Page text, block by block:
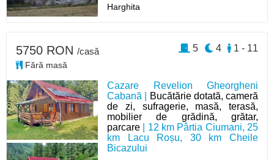
Harghita
Cazare Revelion Gheorgheni
Cabană |
Bucătărie dotată, cameră
de zi, sufragerie, masă, terasă,
mobilier de grădină, grătar,
parcare | 12 km Pârtia Ciumani, 25
km Lacu Roșu, 30 km Cheile
Bicazului
5750 RON /casă
Fără masă
1 - 11
4
5